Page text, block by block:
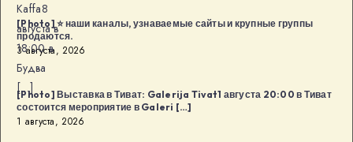
Kaffa8
августа в
18:00 в
Будва
[…]
[Photo] ⭐️ наши каналы, узнаваемые сайты и крупные группы
продаются.
3 августа, 2026
[Photo] Выставка в Тиват: Galerija Tivat1 августа 20:00 в Тиват
состоится мероприятие в Galeri […]
1 августа, 2026